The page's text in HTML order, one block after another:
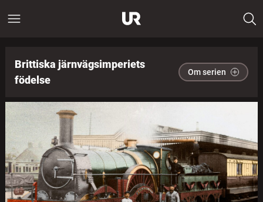
Brittiska järnvägsimperiets
födelse
Om serien